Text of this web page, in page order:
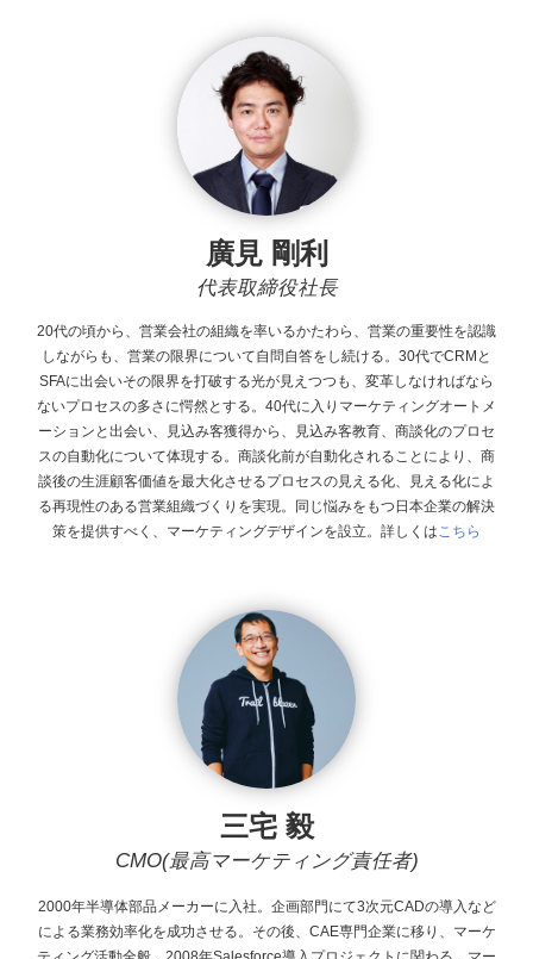
廣見 剛利
代表取締役社長
20代の頃から、営業会社の組織を率いるかたわら、営業の重要性を認識
しながらも、営業の限界について自問自答をし続ける。30代でCRMと
SFAに出会いその限界を打破する光が見えつつも、変革しなければなら
ないプロセスの多さに愕然とする。40代に入りマーケティングオートメ
ーションと出会い、見込み客獲得から、見込み客教育、商談化のプロセ
スの自動化について体現する。商談化前が自動化されることにより、商
談後の生涯顧客価値を最大化させるプロセスの見える化、見える化によ
る再現性のある営業組織づくりを実現。同じ悩みをもつ日本企業の解決
策を提供すべく、マーケティングデザインを設立。 詳しくはこちら
三宅 毅
CMO(最高マーケティング責任者)
2000年半導体部品メーカーに入社。企画部門にて3次元CADの導入など
による業務効率化を成功させる。その後、CAE専門企業に移り、マーケ